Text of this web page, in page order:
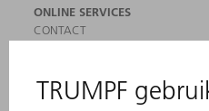
ONLINE SERVICES
CONTACT
AANMELDEN VOOR NIEUWSBRIEF
MYTRUMPF